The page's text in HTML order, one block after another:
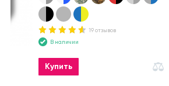
19 отзывов
В наличии
Купить